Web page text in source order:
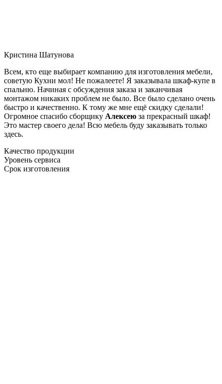
Кристина Шатунова
Всем, кто еще выбирает компанию для изготовления мебели,
советую Кухни мол! Не пожалеете! Я заказывала шкаф-купе в
спальню. Начиная с обсуждения заказа и заканчивая
монтажом никаких проблем не было. Все было сделано очень
быстро и качественно. К тому же мне ещё скидку сделали!
Огромное спасибо сборщику Алексею за прекрасный шкаф!
Это мастер своего дела! Всю мебель буду заказывать только
здесь.
Качество продукции
Уровень сервиса
Срок изготовления